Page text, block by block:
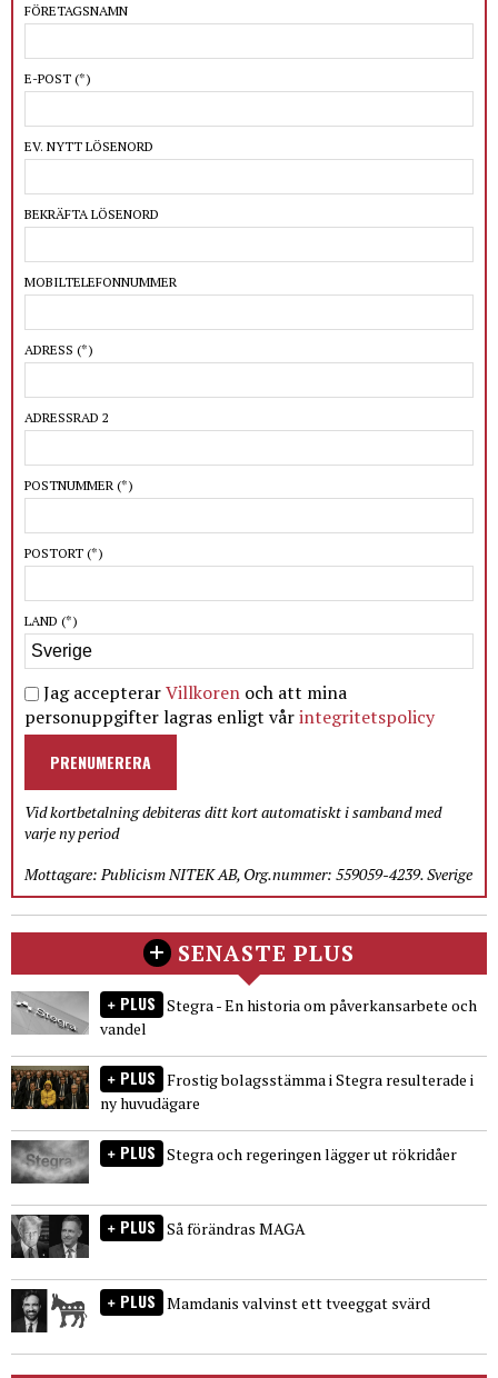
FÖRETAGSNAMN
E-POST (*)
EV. NYTT LÖSENORD
BEKRÄFTA LÖSENORD
MOBILTELEFONNUMMER
ADRESS (*)
ADRESSRAD 2
POSTNUMMER (*)
POSTORT (*)
LAND (*)
Jag accepterarVillkoren och att mina
personuppgifter lagras enligt vårintegritetspolicy
PRENUMERERA
Vid kortbetalning debiteras ditt kort automatiskt i samband med
varje ny period
Mottagare: Publicism NITEK AB, Org.nummer: 559059-4239. Sverige
SENASTE PLUS
PLUS Stegra - En historia om påverkansarbete och
vandel
PLUS Frostig bolagsstämma i Stegra resulterade i
ny huvudägare
PLUS Stegra och regeringen lägger ut rökridåer
PLUS Så förändras MAGA
PLUS Mamdanis valvinst ett tveeggat svärd